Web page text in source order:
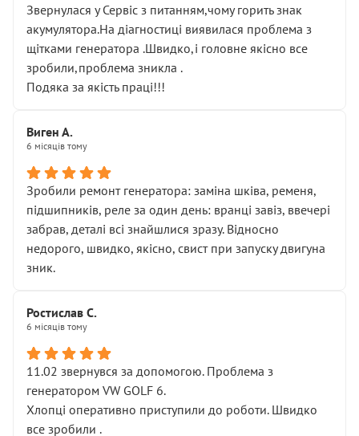
Звернулася у Сервіс з питанням,чому горить знак
акумулятора.На діагностиці виявилася проблема з
щітками генератора .Швидко,і головне якісно все
зробили,проблема зникла .
Подяка за якість праці!!!
Виген А.
6 місяців тому
Зробили ремонт генератора: заміна шківа, ременя,
підшипників, реле за один день: вранці завіз, ввечері
забрав, деталі всі знайшлися зразу. Відносно
недорого, швидко, якісно, свист при запуску двигуна
зник.
Ростислав С.
6 місяців тому
11.02 звернувся за допомогою. Проблема з
генератором VW GOLF 6.
Хлопці оперативно приступили до роботи. Швидко
все зробили .